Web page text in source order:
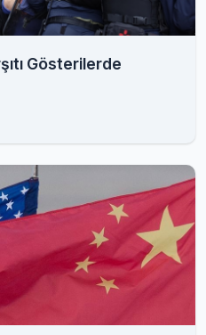
Gösterilerde